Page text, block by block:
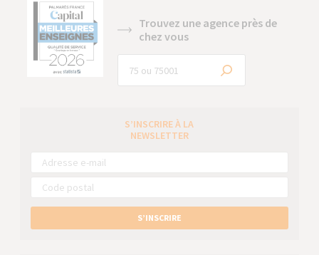
Trouvez une agence près de
chez vous
S’INSCRIRE À LA
NEWSLETTER
S’INSCRIRE